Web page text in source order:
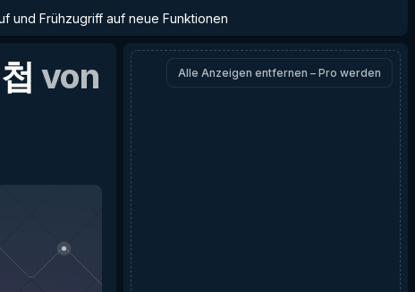
und Frühzugriff auf neue Funktionen
von
Alle Anzeigen entfernen – Pro werden